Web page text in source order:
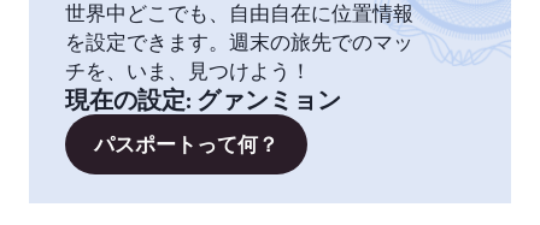
世界中どこでも、自由自在に位置情報
を設定できます。週末の旅先でのマッ
チを、いま、見つけよう！
現在の設定: グァンミョン
パスポートって何？